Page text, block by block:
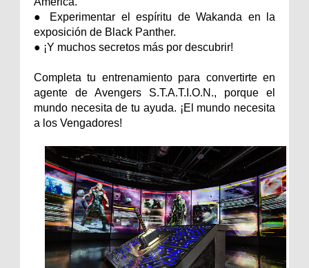
● Experimentar el espíritu de Wakanda en la
exposición de Black Panther.
● ¡Y muchos secretos más por descubrir!
Completa tu entrenamiento para convertirte en
agente de Avengers S.T.A.T.I.O.N., porque el
mundo necesita de tu ayuda. ¡El mundo necesita
a los Vengadores!